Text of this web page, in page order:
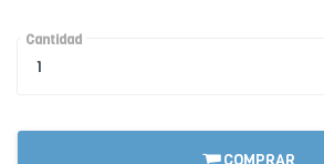
Cantidad